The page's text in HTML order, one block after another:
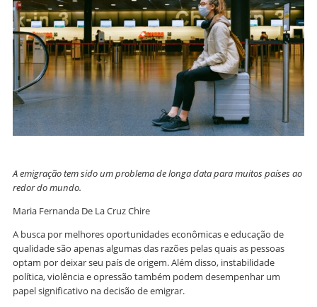
A emigração tem sido um problema de longa data para muitos países ao
redor do mundo.
Maria Fernanda De La Cruz Chire
A busca por melhores oportunidades econômicas e educação de
qualidade são apenas algumas das razões pelas quais as pessoas
optam por deixar seu país de origem. Além disso, instabilidade
política, violência e opressão também podem desempenhar um
papel significativo na decisão de emigrar.